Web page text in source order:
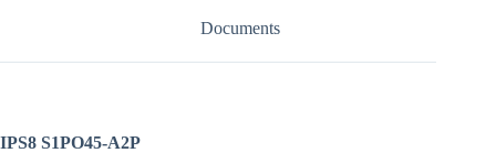
Documents
IPS8 S1PO45-A2P